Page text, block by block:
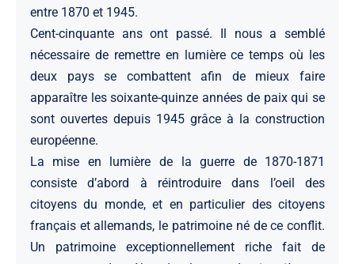
entre 1870 et 1945.
Cent-cinquante ans ont passé. Il nous a semblé
nécessaire de remettre en lumière ce temps où les
deux pays se combattent afin de mieux faire
apparaître les soixante-quinze années de paix qui se
sont ouvertes depuis 1945 grâce à la construction
européenne.
La mise en lumière de la guerre de 1870-1871
consiste d’abord à réintroduire dans l’oeil des
citoyens du monde, et en particulier des citoyens
français et allemands, le patrimoine né de ce conflit.
Un patrimoine exceptionnellement riche fait de